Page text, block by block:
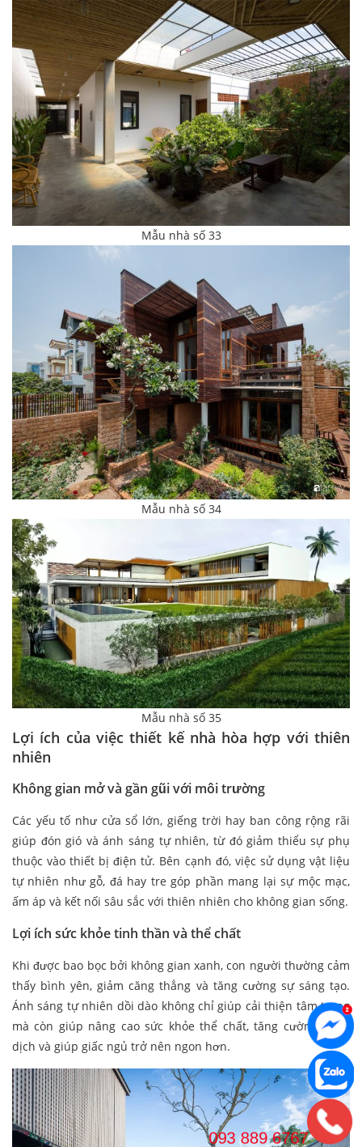
Mẫu nhà số 33
Mẫu nhà số 34
Mẫu nhà số 35
Lợi ích của việc thiết kế nhà hòa hợp với thiên
nhiên
Không gian mở và gần gũi với môi trường
Các yếu tố như cửa sổ lớn, giếng trời hay ban công rộng rãi
giúp đón gió và ánh sáng tự nhiên, từ đó giảm thiểu sự phụ
thuộc vào thiết bị điện tử. Bên cạnh đó, việc sử dụng vật liệu
tự nhiên như gỗ, đá hay tre góp phần mang lại sự mộc mạc,
ấm áp và kết nối sâu sắc với thiên nhiên cho không gian sống.
Lợi ích sức khỏe tinh thần và thể chất
Khi được bao bọc bởi không gian xanh, con người thường cảm
thấy bình yên, giảm căng thẳng và tăng cường sự sáng tạo.
Ánh sáng tự nhiên dồi dào không chỉ giúp cải thiện tâm trạng
mà còn giúp nâng cao sức khỏe thể chất, tăng cường miễn
dịch và giúp giấc ngủ trở nên ngon hơn.